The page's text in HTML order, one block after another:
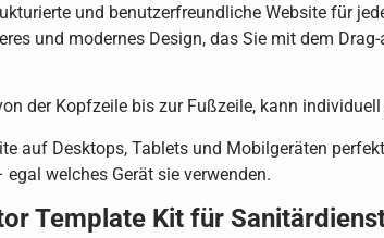
und benutzerfreundliche Website für
und modernes Design, das Sie mit dem
der Kopfzeile bis zur Fußzeile, kann
auf Desktops, Tablets und Mobilgeräten
welches Gerät sie verwenden.
Template Kit für